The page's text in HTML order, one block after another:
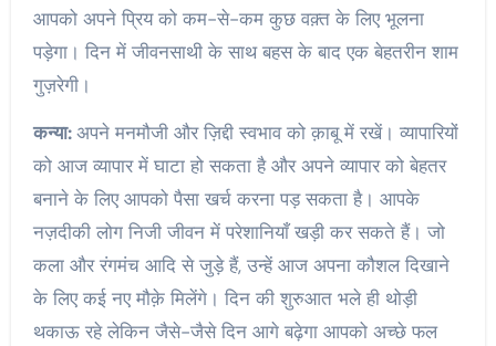
आपको अपने प्रिय को कम-से-कम कुछ वक़्त के लिए भूलना
पड़ेगा। दिन में जीवनसाथी के साथ बहस के बाद एक बेहतरीन शाम
गुज़रेगी।
कन्या:अपने मनमौजी और ज़िद्दी स्वभाव को क़ाबू में रखें। व्यापारियों
को आज व्यापार में घाटा हो सकता है और अपने व्यापार को बेहतर
बनाने के लिए आपको पैसा खर्च करना पड़ सकता है। आपके
नज़दीकी लोग निजी जीवन में परेशानियाँ खड़ी कर सकते हैं। जो
कला और रंगमंच आदि से जुड़े हैं, उन्हें आज अपना कौशल दिखाने
के लिए कई नए मौक़े मिलेंगे। दिन की शुरुआत भले ही थोड़ी
थकाऊ रहे लेकिन जैसे-जैसे दिन आगे बढ़ेगा आपको अच्छे फल